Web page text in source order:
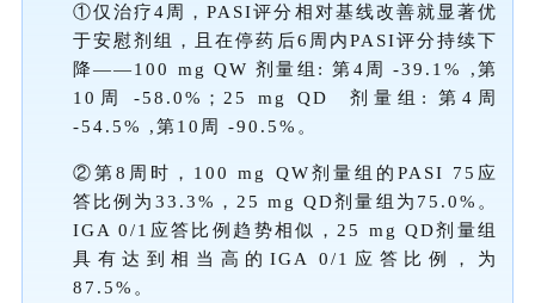
①仅治疗4周，PASI评分相对基线改善就显著优
于安慰剂组，且在停药后6周内PASI评分持续下
降——100 mg QW 剂量组: 第4周 -39.1% ,第
10周 -58.0%；25 mg QD 剂量组: 第4周
-54.5% ,第10周 -90.5%。
②第8周时，100 mg QW剂量组的PASI 75应
答比例为33.3%，25 mg QD剂量组为75.0%。
IGA 0/1应答比例趋势相似，25 mg QD剂量组
具有达到相当高的IGA 0/1应答比例，为
87.5%。